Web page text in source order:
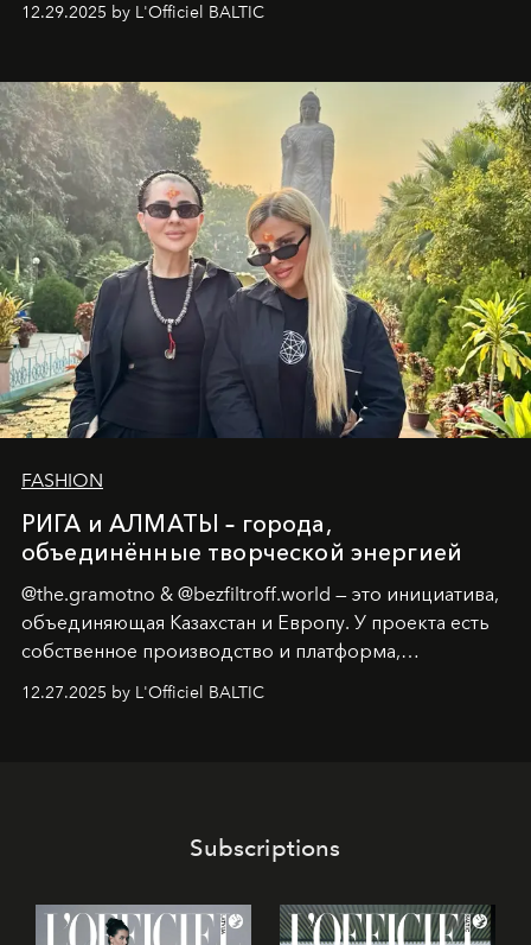
глубинами человеческой души. Здесь, на стыке
Ольга Потапова - женщина, чей путь от поиска
истины превратился в искусство превращения
человеческих кризисов в возможности для
возрождения.
12.29.2025 by L'Officiel BALTIC
FASHION
РИГА и АЛМАТЫ – города,
объединённые творческой энергией
@the.gramotno & @bezfiltroff.world — это инициатива,
объединяющая Казахстан и Европу. У проекта есть
собственное производство и платформа,
решения для дизайнеров и молодых брендов.
12.27.2025 by L'Officiel BALTIC
Subscriptions